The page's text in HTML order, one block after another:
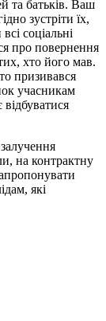
та батьків. Ваш
зустріти їх,
соціальні
про повернення
хто його мав.
призивався
учасникам
на контрактну
які